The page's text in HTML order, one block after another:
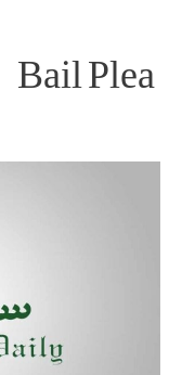
Bail Plea